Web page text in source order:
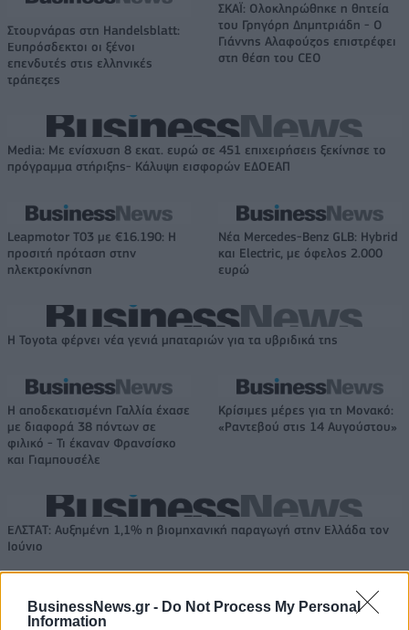
BusinessNews.gr - Do Not Process My Personal
Information
Στουρνάρας στη Handelsblatt:
Ευπρόσδεκτοι οι ξένοι
επενδυτές στις ελληνικές
τράπεζες
ΣΚΑΪ: Ολοκληρώθηκε η θητεία
του Γρηγόρη Δημητριάδη - Ο
Γιάννης Αλαφούζος επιστρέφει
στη θέση του CEO
Media: Με ενίσχυση 8 εκατ. ευρώ σε 451 επιχειρήσεις ξεκίνησε το
πρόγραμμα στήριξης- Κάλυψη εισφορών ΕΔΟΕΑΠ
Leapmotor T03 με €16.190: Η
προσιτή πρόταση στην
ηλεκτροκίνηση
Νέα Mercedes-Benz GLB: Hybrid
και Electric, με όφελος 2.000
ευρώ
Η Toyota φέρνει νέα γενιά μπαταριών για τα υβριδικά της
Η αποδεκατισμένη Γαλλία έχασε
με διαφορά 38 πόντων σε
φιλικό - Τι έκαναν Φρανσίσκο
και Γιαμπουσέλε
Κρίσιμες μέρες για τη Μονακό:
«Ραντεβού στις 14 Αυγούστου»
ΕΛΣΤΑΤ: Αυξημένη 1,1% η βιομηχανική παραγωγή στην Ελλάδα τον
Ιούνιο